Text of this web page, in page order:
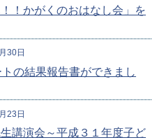
！かがくのおはなし会」を
30日
の結果報告書ができまし
23日
講演会～平成３１年度子ど